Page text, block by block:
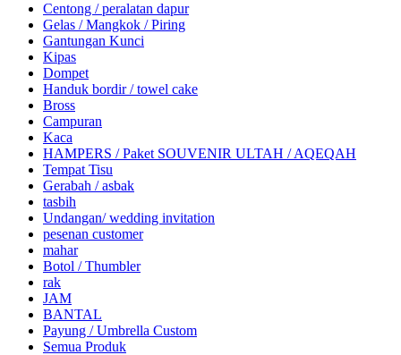
Centong / peralatan dapur
Gelas / Mangkok / Piring
Gantungan Kunci
Kipas
Dompet
Handuk bordir / towel cake
Bross
Campuran
Kaca
HAMPERS / Paket SOUVENIR ULTAH / AQEQAH
Tempat Tisu
Gerabah / asbak
tasbih
Undangan/ wedding invitation
pesenan customer
mahar
Botol / Thumbler
rak
JAM
BANTAL
Payung / Umbrella Custom
Semua Produk